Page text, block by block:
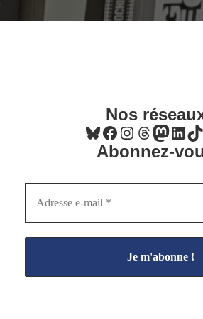
Nos
Bluesky Facebook Instagram Threads Mastodon LinkedIn TikTok
Abonnez-